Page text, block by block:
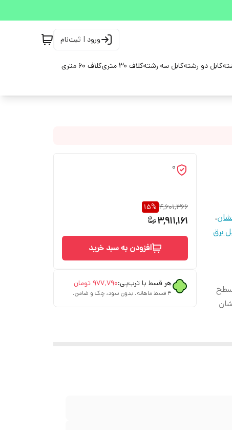
ورود | ثبت‌نام
کابل دو رشتهکابل سه رشتهکلاف 30 متری
کلاف 60 متری
،
برق
سطح
0
4,601,366
15%
3,911,161
افزودن به سبد خرید
هر قسط با ترب‌پی:۹۷۷٬۷۹۰ تومان
۴ قسط ماهانه. بدون سود، چک و ضامن.